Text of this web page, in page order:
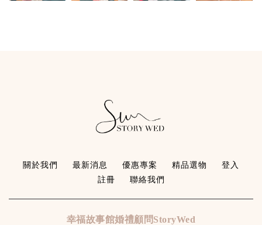
關於我們 最新消息 優惠專案 精品選物
登入
註冊
聯絡我們
幸福故事館婚禮顧問StoryWed